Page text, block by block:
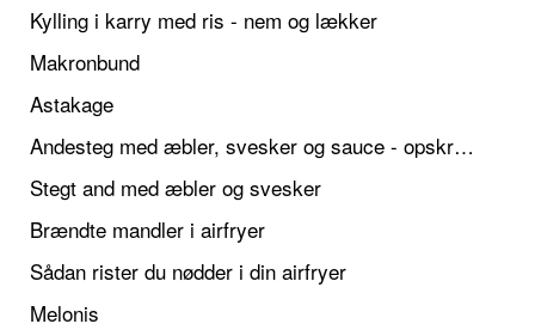
Kylling i karry med ris - nem og lækker
Makronbund
Astakage
Andesteg med æbler, svesker og sauce - opskrift også til jul
Stegt and med æbler og svesker
Brændte mandler i airfryer
Sådan rister du nødder i din airfryer
Melonis